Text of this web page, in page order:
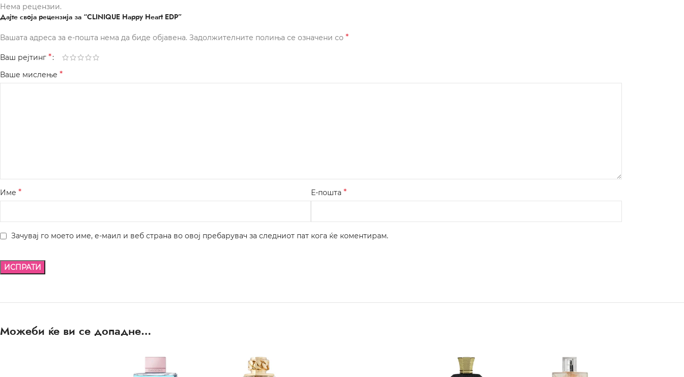
Нема рецензии.
Дајте своја рецензија за “CLINIQUE Happy Heart EDP”
Вашата адреса за е-пошта нема да биде објавена. Задолжителните полиња се означени со *
Ваш рејтинг *
Ваше мислење *
Име * Е-пошта *
Зачувај го моето име, е-маил и веб страна во овој пребарувач за следниот пат кога ќе коментирам.
Можеби ќе ви се допадне…